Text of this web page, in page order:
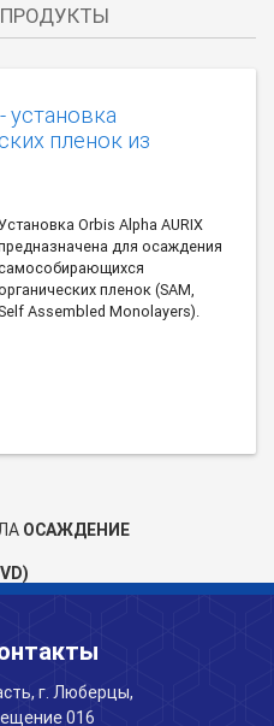
- установка
пленок из
Orbis Alpha AURIX
для осаждения
пленок (SAM,
Assembled Monolayers).
ОСАЖДЕНИЕ
г. Люберцы,
016